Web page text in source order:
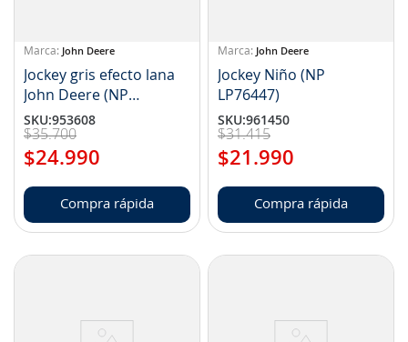
John Deere
Jockey gris efecto lana
John Deere (NP
LP76450)
SKU:953608
$35.700
$24.990
Compra rápida
John Deere
Jockey Niño (NP
LP76447)
SKU:961450
$31.415
$21 .990
Compra rápida